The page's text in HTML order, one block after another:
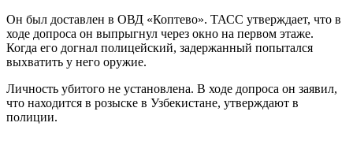
Он был доставлен в ОВД «Коптево». ТАСС утверждает, что в
ходе допроса он выпрыгнул через окно на первом этаже.
Когда его догнал полицейский, задержанный попытался
выхватить у него оружие.
Личность убитого не установлена. В ходе допроса он заявил,
что находится в розыске в Узбекистане, утверждают в
полиции.